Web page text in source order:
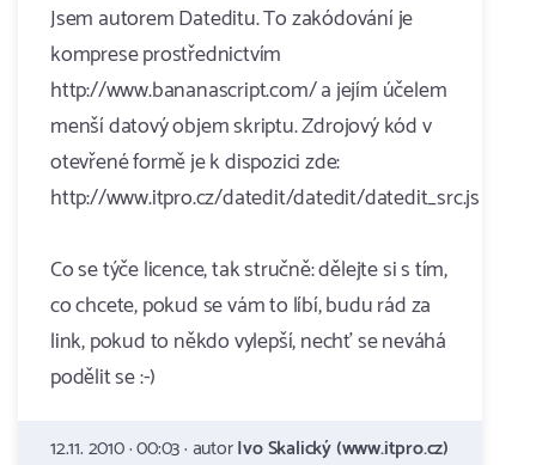
Jsem autorem Dateditu. To zakódování je
komprese prostřednictvím
http://www.bananascript.com/ a jejím účelem
menší datový objem skriptu. Zdrojový kód v
otevřené formě je k dispozici zde:
http://www.itpro.cz/datedit/datedit/datedit_src.js
Co se týče licence, tak stručně: dělejte si s tím,
co chcete, pokud se vám to líbí, budu rád za
link, pokud to někdo vylepší, nechť se neváhá
podělit se :-)
12.11. 2010 · 00:03 · autorIvo Skalický (www.itpro.cz)